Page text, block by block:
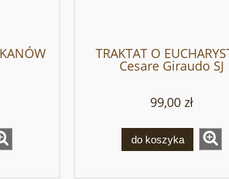
TRAKTAT O
Cesare Giraudo SJ
99,00 zł
do koszyka